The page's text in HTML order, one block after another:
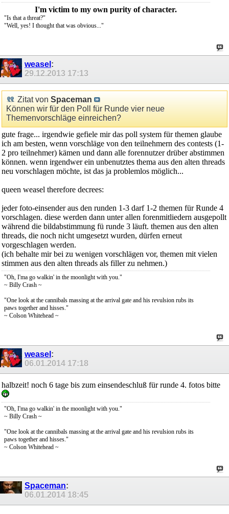
I'm victim to my own purity of character.
"Is that a threat?"
"Well, yes! I thought that was obvious..."
weasel :
29.12.2013 17:13
Zitat von Spaceman
Können wir für den Poll für Runde vier neue
Themenvorschläge einreichen?
gute frage... irgendwie gefiele mir das poll system für themen glaube
ich am besten, wenn vorschläge von den teilnehmern des contests (1-
2 pro teilnehmer) kämen und dann alle forennutzer drüber abstimmen
können. wenn irgendwer ein unbenutztes thema aus den alten threads
neu vorschlagen möchte, ist das ja problemlos möglich...
queen weasel therefore decrees:
jeder foto-einsender aus den runden 1-3 darf 1-2 themen für Runde 4
vorschlagen. diese werden dann unter allen forenmitliedern ausgepollt
während die bildabstimmung fü runde 3 läuft. themen aus den alten
threads, die noch nicht umgesetzt wurden, dürfen erneut
vorgeschlagen werden.
(ich behalte mir bei zu wenigen vorschlägen vor, themen mit vielen
stimmen aus den alten threads als filler zu nehmen.)
"Oh, I'ma go walkin' in the moonlight with you."
~ Billy Crash ~
"One look at the cannibals massing at the arrival gate and his revulsion rubs its
paws together and hisses."
~ Colson Whitehead ~
weasel :
06.01.2014 17:18
halbzeit! noch 6 tage bis zum einsendeschluß für runde 4. fotos bitte
"Oh, I'ma go walkin' in the moonlight with you."
~ Billy Crash ~
"One look at the cannibals massing at the arrival gate and his revulsion rubs its
paws together and hisses."
~ Colson Whitehead ~
Spaceman:
06.01.2014 18:45